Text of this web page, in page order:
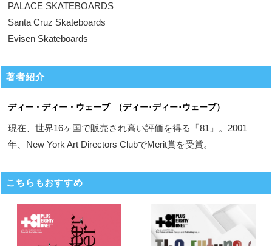
PALACE SKATEBOARDS
Santa Cruz Skateboards
Evisen Skateboards
著者紹介
ディー・ディー・ウェーブ （ディー･ディー･ウェーブ）
現在、世界16ヶ国で販売され高い評価を得る「81」。2001
年、New York Art Directors ClubでMerit賞を受賞。
こちらもおすすめ